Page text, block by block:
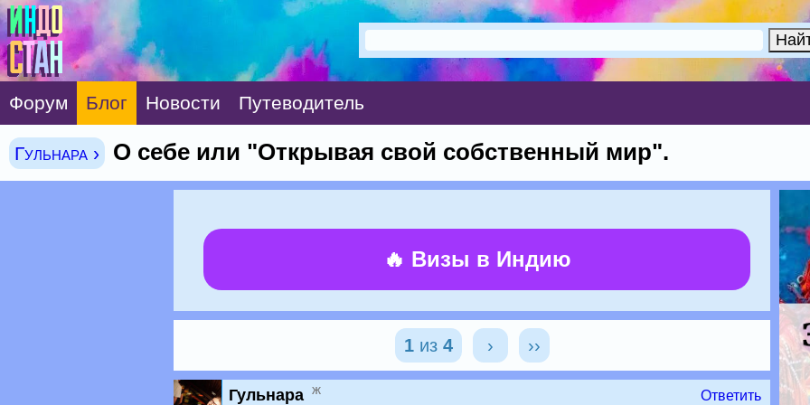
Форум Блог Новости Путеводитель
Гульнара › О себе или "Открывая свой собственный мир".
🔥 Визы в Индию
1из 4 › ››
Гульнара ж Ответить